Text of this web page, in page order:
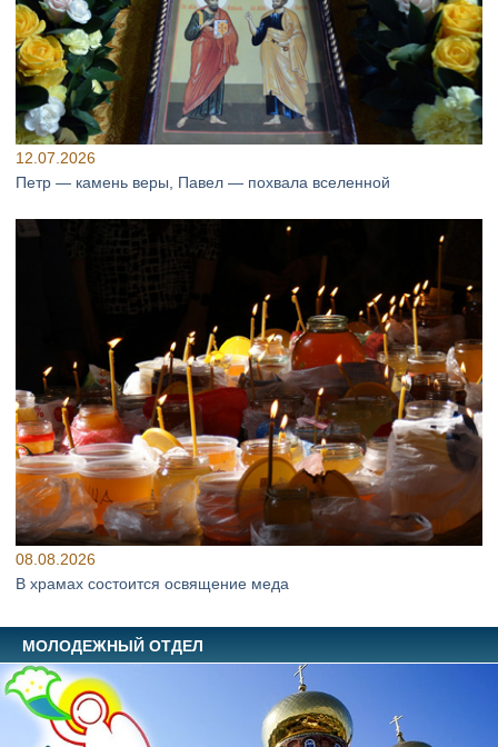
12.07.2026
Петр — камень веры, Павел — похвала вселенной
08.08.2026
В храмах состоится освящение меда
МОЛОДЕЖНЫЙ ОТДЕЛ